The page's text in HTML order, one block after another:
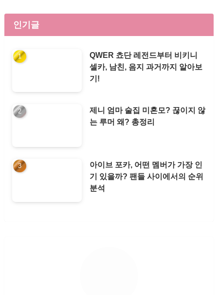
인기글
QWER 쵸단 레전드부터 비키니
셀카, 남친, 음지 과거까지 알아보
기!
제니 엄마 술집 미혼모? 끊이지 않
는 루머 왜? 총정리
아이브 포카, 어떤 멤버가 가장 인
기 있을까? 팬들 사이에서의 순위
분석